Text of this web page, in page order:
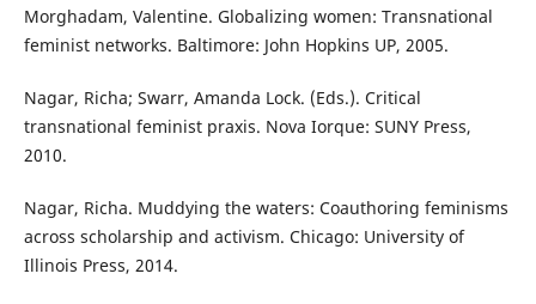
Morghadam, Valentine. Globalizing women: Transnational
feminist networks. Baltimore: John Hopkins UP, 2005.
Nagar, Richa; Swarr, Amanda Lock. (Eds.). Critical
transnational feminist praxis. Nova Iorque: SUNY Press,
2010.
Nagar, Richa. Muddying the waters: Coauthoring feminisms
across scholarship and activism. Chicago: University of
Illinois Press, 2014.